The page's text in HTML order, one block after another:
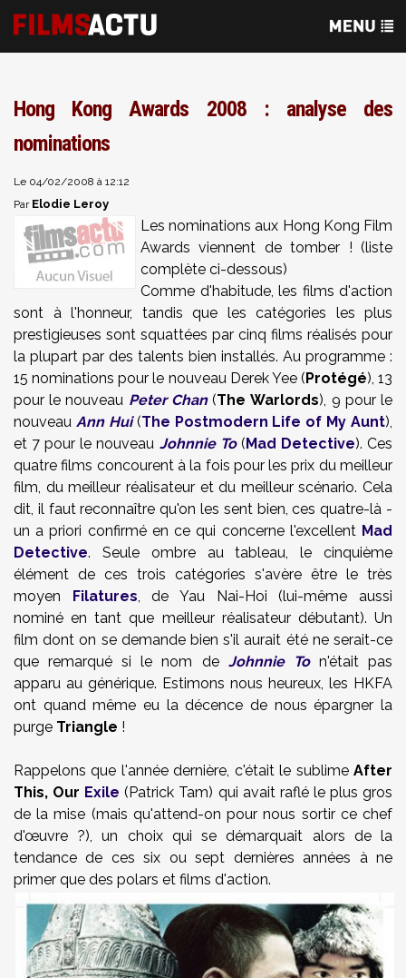
Hong Kong Awards 2008 : analyse des
nominations
Le 04/02/2008 à 12:12
Par Elodie Leroy
Les nominations aux Hong Kong Film
Awards viennent de tomber ! (liste
complète ci-dessous)
Comme d'habitude, les films d'action
sont à l'honneur, tandis que les catégories les plus
prestigieuses sont squattées par cinq films réalisés pour
la plupart par des talents bien installés. Au programme :
15 nominations pour le nouveau Derek Yee (Protégé), 13
pour le nouveau Peter Chan(The Warlords), 9 pour le
nouveau Ann Hui(The Postmodern Life of My Aunt),
et 7 pour le nouveau Johnnie To(Mad Detective). Ces
quatre films concourent à la fois pour les prix du meilleur
film, du meilleur réalisateur et du meilleur scénario. Cela
dit, il faut reconnaître qu'on les sent bien, ces quatre-là -
un a priori confirmé en ce qui concerne l'excellent Mad
Detective. Seule ombre au tableau, le cinquième
élément de ces trois catégories s'avère être le très
moyen Filatures, de Yau Nai-Hoi (lui-même aussi
nominé en tant que meilleur réalisateur débutant). Un
film dont on se demande bien s'il aurait été ne serait-ce
que remarqué si le nom de Johnnie Ton'était pas
apparu au générique. Estimons nous heureux, les HKFA
ont quand même eu la décence de nous épargner la
purge Triangle !
Rappelons que l'année dernière, c'était le sublime After
This, Our Exile (Patrick Tam) qui avait raflé le plus gros
de la mise (mais qu'attend-on pour nous sortir ce chef
d'œuvre ?), un choix qui se démarquait alors de la
tendance de ces six ou sept dernières années à ne
primer que des polars et films d'action.